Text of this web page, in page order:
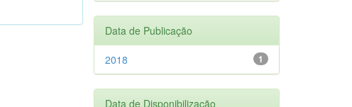
Data de Publicação
1
2018
Data de Disponibilização